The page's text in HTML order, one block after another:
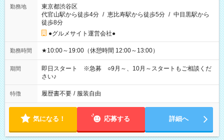
勤務地
東京都渋谷区
代官山駅から徒歩4分 / 恵比寿駅から徒歩5分 / 中目黒駅から
徒歩8分
●グルメサイト運営会社●
勤務時間 ★10:00～19:00（休憩時間 12:00～13:00）
期間
即日スタート ※急募 ○9月～、10月～スタートもご相談くだ
さい♪
特徴 履歴書不要 / 服装自由
気になる！ 応募する 詳細へ